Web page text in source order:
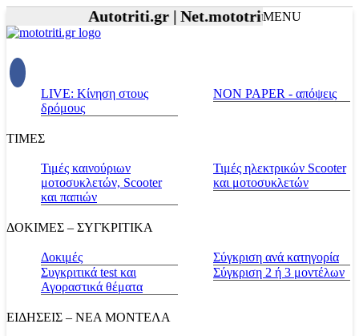
Autotriti.gr |Net.mototriti.gr |Προϊόντα
MENU
LIVE: Κίνηση στους
δρόμους
NON PAPER - απόψεις
ΤΙΜΕΣ
Τιμές καινούριων
μοτοσυκλετών, Scooter
και παπιών
Τιμές ηλεκτρικών Scooter
και μοτοσυκλετών
ΔΟΚΙΜΕΣ – ΣΥΓΚΡΙΤΙΚΑ
Δοκιμές
Συγκριτικά test και
Αγοραστικά θέματα
Σύγκριση ανά κατηγορία
Σύγκριση 2 ή 3 μοντέλων
ΕΙΔΗΣΕΙΣ – ΝΕΑ ΜΟΝΤΕΛΑ